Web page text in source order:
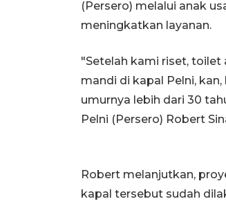
(Persero) melalui anak
meningkatkan layanan.
"Setelah kami riset,
mandi di kapal Pelni,
umurnya lebih dari 30
Pelni (Persero) Robert
Robert melanjutkan,
kapal tersebut sudah